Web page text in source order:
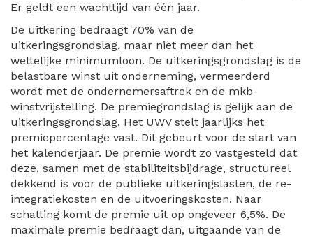
Er geldt een wachttijd van één jaar.
De uitkering bedraagt 70% van de
uitkeringsgrondslag, maar niet meer dan het
wettelijke minimumloon. De uitkeringsgrondslag is de
belastbare winst uit onderneming, vermeerderd
wordt met de ondernemersaftrek en de mkb-
winstvrijstelling. De premiegrondslag is gelijk aan de
uitkeringsgrondslag. Het UWV stelt jaarlijks het
premiepercentage vast. Dit gebeurt voor de start van
het kalenderjaar. De premie wordt zo vastgesteld dat
deze, samen met de stabiliteitsbijdrage, structureel
dekkend is voor de publieke uitkeringslasten, de re-
integratiekosten en de uitvoeringskosten. Naar
schatting komt de premie uit op ongeveer 6,5%. De
maximale premie bedraagt dan, uitgaande van de